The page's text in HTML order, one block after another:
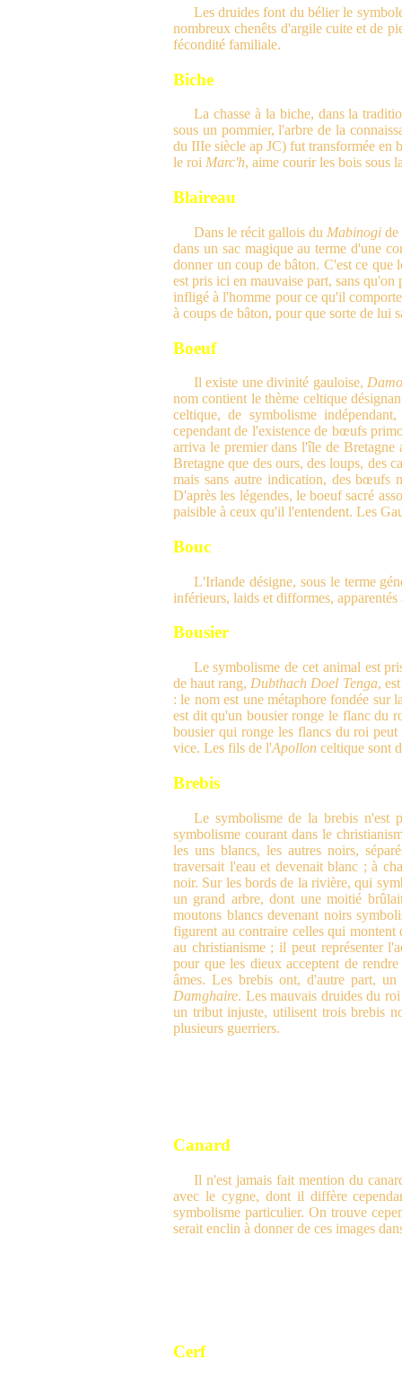
Les druides font du bélier le
nombreux chenêts d'argile cuite et de
fécondité familiale.
Biche
La chasse à la biche, dans la
sous un pommier, l'arbre de la
du IIIe siècle ap JC) fut transformée en
le roi Marc'h, aime courir les bois sous
Blaireau
Dans le récit gallois du Mabinogide
dans un sac magique au terme d'une
donner un coup de bâton. C'est ce
est pris ici en mauvaise part, sans
infligé à l'homme pour ce qu'il
à coups de bâton, pour que sorte de lui
Boeuf
Il existe une divinité gauloise,
nom contient le thème celtique
celtique, de symbolisme
cependant de l'existence de bœufs
arriva le premier dans l'île de Bretagne
Bretagne que des ours, des loups, des
mais sans autre indication, des bœufs
D'après les légendes, le boeuf sacré
paisible à ceux qu'il l'entendent. Les
Bouc
L'Irlande désigne, sous le terme
inférieurs, laids et difformes,
Bousier
Le symbolisme de cet animal est
de haut rang, Dubthach Doel Tenga,
: le nom est une métaphore fondée
est dit qu'un bousier ronge le flanc du
bousier qui ronge les flancs du roi
vice. Les fils de l'Apollon celtique sont
Brebis
Le symbolisme de la brebis n'est
symbolisme courant dans le
les uns blancs, les autres noirs,
traversait l'eau et devenait blanc ; à
noir. Sur les bords de la rivière, qui
un grand arbre, dont une moitié
moutons blancs devenant noirs
figurent au contraire celles qui
au christianisme ; il peut représenter
pour que les dieux acceptent de
âmes. Les brebis ont, d'autre part,
Damghaire. Les mauvais druides du
un tribut injuste, utilisent trois brebis
plusieurs guerriers.
Canard
Il n'est jamais fait mention du
avec le cygne, dont il diffère
symbolisme particulier. On trouve
serait enclin à donner de ces images
Cerf